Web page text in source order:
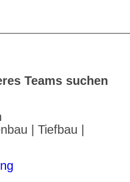
Teams suchen
| Tiefbau |